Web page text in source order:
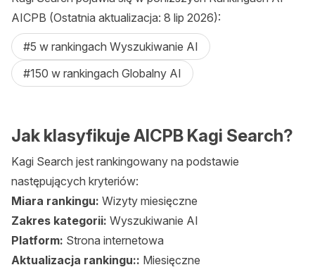
AICPB (Ostatnia aktualizacja: 8 lip 2026):
#5 w rankingach Wyszukiwanie AI
#150 w rankingach Globalny AI
Jak klasyfikuje AICPB Kagi Search?
Kagi Search jest rankingowany na podstawie
następujących kryteriów:
Miara rankingu: Wizyty miesięczne
Zakres kategorii: Wyszukiwanie AI
Platform: Strona internetowa
Aktualizacja rankingu:: Miesięczne